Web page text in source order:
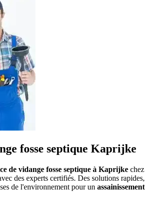
fosse septique Kaprijke
de vidange fosse septique à Kaprijke chez
des experts certifiés. Des solutions rapides,
de l'environnement pour un assainissement